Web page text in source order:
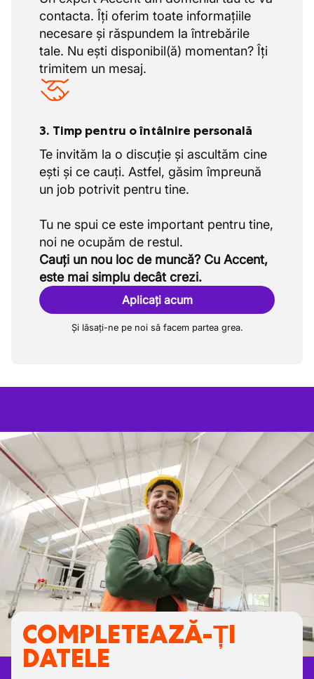
contacta. Îți oferim toate informațiile
necesare și răspundem la întrebările
tale. Nu ești disponibil(ă) momentan? Îți
trimitem un mesaj.
3. Timp pentru o întâlnire personală
Te invităm la o discuție și ascultăm cine
ești și ce cauți. Astfel, găsim împreună
un job potrivit pentru tine.
Tu ne spui ce este important pentru tine,
Cauți un nou loc de muncă? Cu Accent,
este mai simplu decât crezi.
Aplicați acum
Și lăsați-ne pe noi să facem partea grea.
COMPLETEAZĂ-ȚI
DATELE